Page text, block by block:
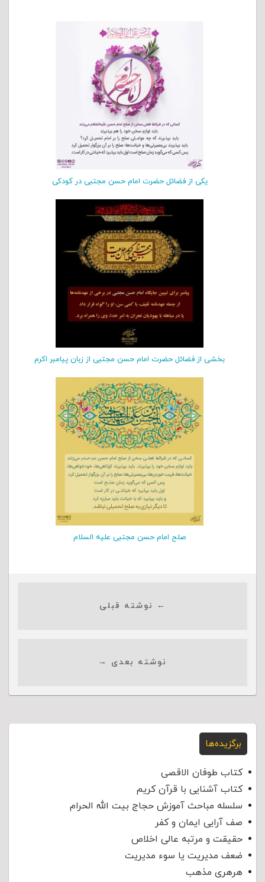
یکی از فضائل حضرت امام حسن مجتبی در كودكی
بخشی از فضائل حضرت امام حسن مجتبی از زبان پیامبر اکرم
صلح امام حسن مجتبی علیه السلام
← نوشته قبلی
نوشته بعدی →
برگزیده‌ها
کتاب طوفان الاقصی
کتاب آشنایی با قرآن کریم
سلسله مباحث آموزش حجاج بیت الله الحرام
صف آرایی ایمان و کفر
حقیقت و مرتبه عالی اخلاص
ضعف مدیریت یا سوء مدیریت
هرهری مذهب